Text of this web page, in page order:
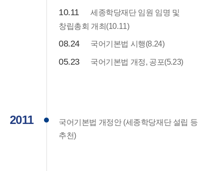
10.11
세종학당재단 임원 임명 및
창립총회 개최(10.11)
08.24 국어기본법 시행(8.24)
05.23 국어기본법 개정, 공포(5.23)
2011
국어기본법 개정안 (세종학당재단 설립 등
추천)